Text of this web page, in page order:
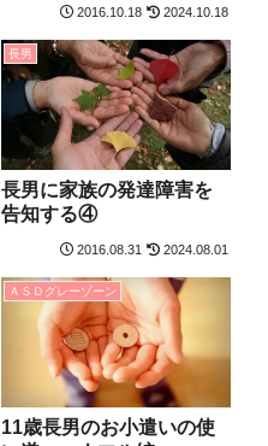
2016.10.18 2024.10.18
長男
長男に家族の発達障害を
告知する④
2016.08.31 2024.08.01
ＡＳＤグレーゾーン
11歳長男のお小遣いの使